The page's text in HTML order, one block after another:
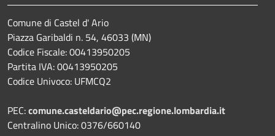
Comune di Castel d' Ario
Piazza Garibaldi n. 54, 46033 (MN)
Codice Fiscale: 00413950205
Partita IVA: 00413950205
Codice Univoco: UFMCQ2
PEC:comune.casteldario@pec.regione.lombardia.it
Centralino Unico: 0376/660140